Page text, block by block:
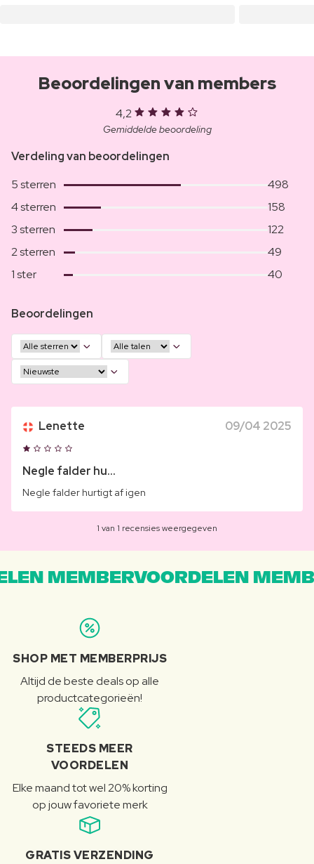
Beoordelingen van members
4,2
Gemiddelde beoordeling
Verdeling van beoordelingen
5 sterren
498
4 sterren
158
3 sterren
122
2 sterren
49
1 ster
40
Beoordelingen
Lenette 09/04 2025
Negle falder hu...
Negle falder hurtigt af igen
1 van 1 recensies weergegeven
MEMBERVOORDELEN
SHOP MET MEMBERPRIJS
Altijd de beste deals op alle
productcategorieën!
STEEDS MEER
VOORDELEN
Elke maand tot wel 20% korting
op jouw favoriete merk
GRATIS VERZENDING